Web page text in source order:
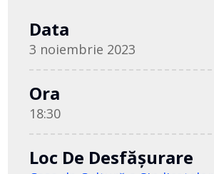
Data
3 noiembrie 2023
Ora
18:30
Loc De Desfășurare